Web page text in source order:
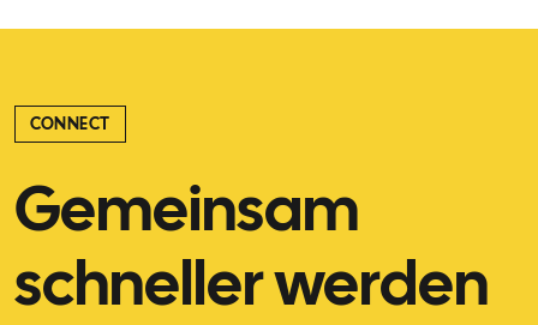
CONNECT
Gemeinsam
schneller werden